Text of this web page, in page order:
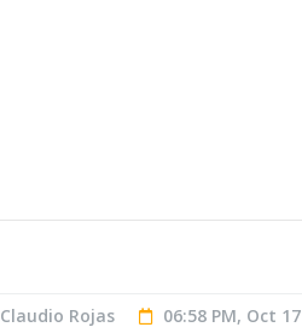
Claudio Rojas 06:58 PM, Oct 17